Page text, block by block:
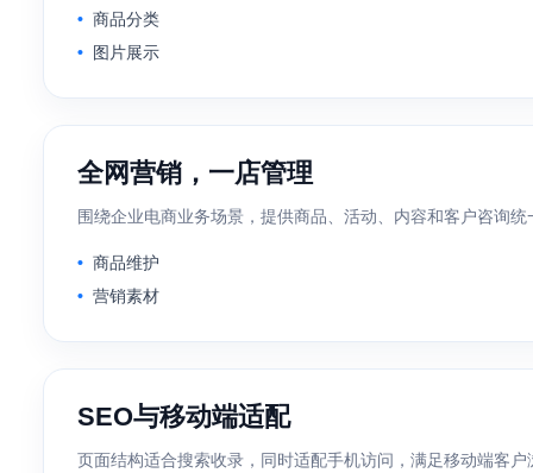
商品分类
图片展示
全网营销，一店管理
围绕企业电商业务场景，提供商品、活动、内容和客户咨询统
商品维护
营销素材
SEO与移动端适配
页面结构适合搜索收录，同时适配手机访问，满足移动端客户